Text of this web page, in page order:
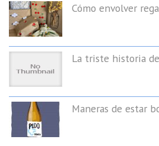
Cómo envolver
La triste historia
Maneras de estar